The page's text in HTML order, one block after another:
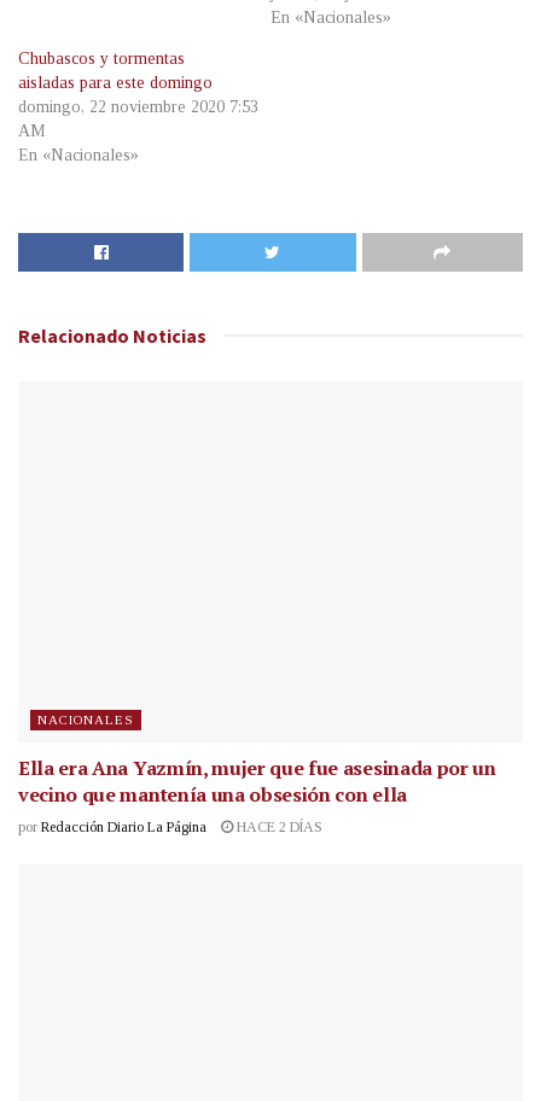
En «Nacionales»
Chubascos y tormentas
aisladas para este domingo
domingo, 22 noviembre 2020 7:53
AM
En «Nacionales»
Relacionado Noticias
NACIONALES
Ella era Ana Yazmín, mujer que fue asesinada por un
vecino que mantenía una obsesión con ella
por Redacción Diario La Página HACE 2 DÍAS